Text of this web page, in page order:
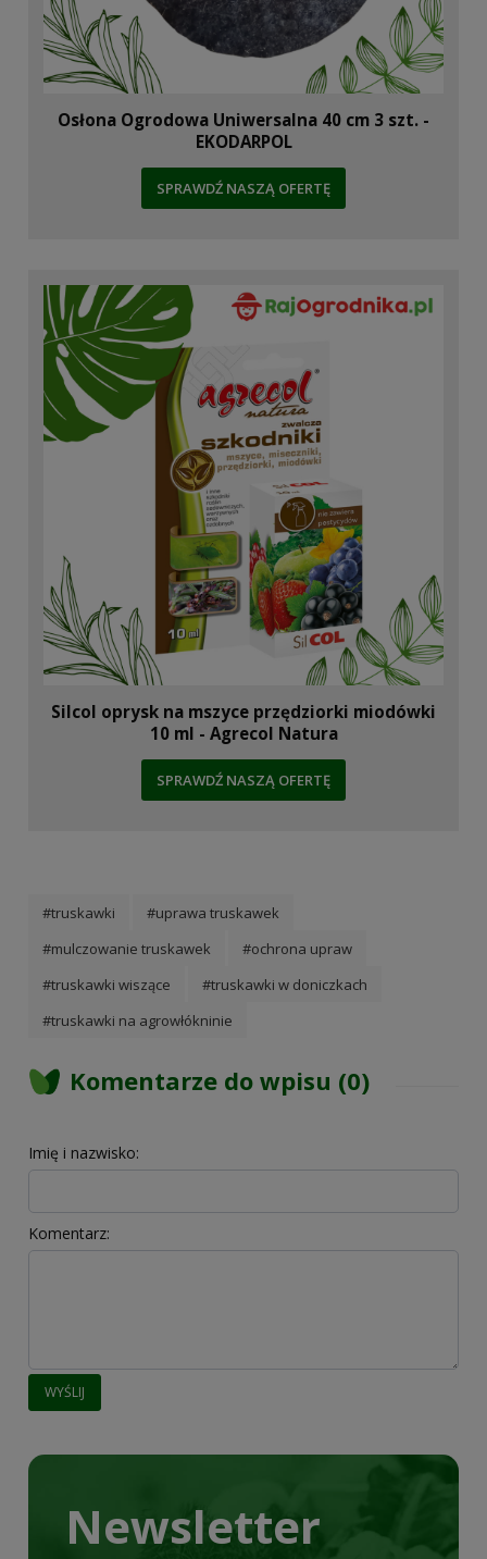
Osłona Ogrodowa Uniwersalna 40 cm 3 szt. -
EKODARPOL
SPRAWDŹ NASZĄ OFERTĘ
Silcol oprysk na mszyce przędziorki miodówki
10 ml - Agrecol Natura
SPRAWDŹ NASZĄ OFERTĘ
#truskawki
#uprawa truskawek
#mulczowanie truskawek
#ochrona upraw
#truskawki wiszące
#truskawki w doniczkach
#truskawki na agrowłókninie
Komentarze do wpisu (0)
Imię i nazwisko:
Komentarz:
WYŚLIJ
Newsletter